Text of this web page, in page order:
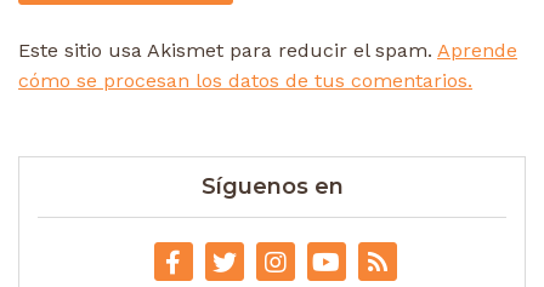
Este sitio usa Akismet para reducir el spam. Aprende
cómo se procesan los datos de tus comentarios.
Síguenos en